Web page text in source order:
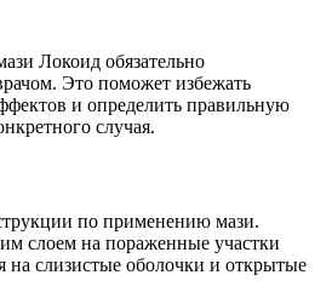
Локоид обязательно
Это поможет избежать
и определить правильную
случая.
по применению мази.
слоем на пораженные участки
на слизистые оболочки и открытые